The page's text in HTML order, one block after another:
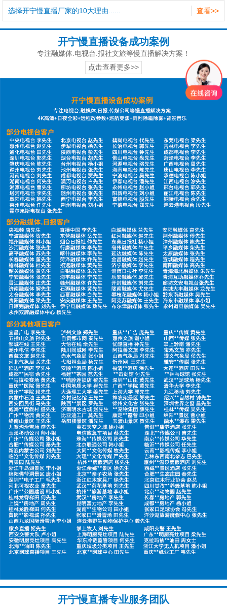
查看>>
选择开宁慢直播厂家的10大理由......
开宁慢直播设备成功案例
专注融媒体.电视台.报社文旅等慢直播解决方案！
点击查看更多>>
开宁慢直播专业服务团队